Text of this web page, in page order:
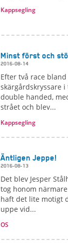
Kappsegling
Minst först och
2016-08-14
Efter två race
skärgårdskryssare i
double handed,
strået och blev...
Kappsegling
Äntligen Jeppe!
2016-08-13
Det blev Jesper
tog honom
haft det lite motigt
uppe vid...
OS